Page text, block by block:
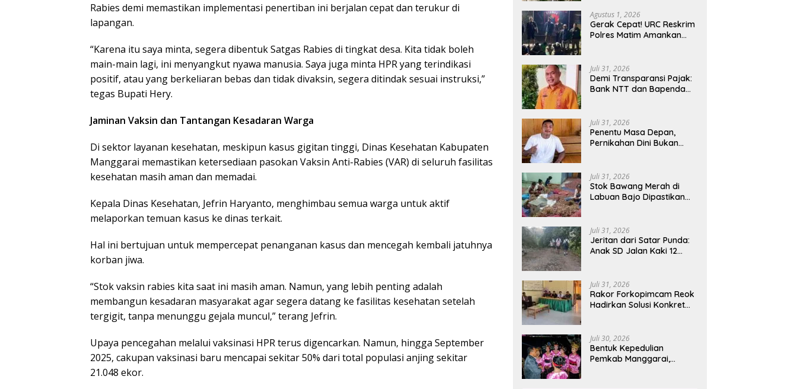
Rabies demi memastikan implementasi penertiban ini berjalan cepat dan terukur di
lapangan.
“Karena itu saya minta, segera dibentuk Satgas Rabies di tingkat desa. Kita tidak boleh
main-main lagi, ini menyangkut nyawa manusia. Saya juga minta HPR yang terindikasi
positif, atau yang berkeliaran bebas dan tidak divaksin, segera ditindak sesuai instruksi,”
tegas Bupati Hery.
Jaminan Vaksin dan Tantangan Kesadaran Warga
Di sektor layanan kesehatan, meskipun kasus gigitan tinggi, Dinas Kesehatan Kabupaten
Manggarai memastikan ketersediaan pasokan Vaksin Anti-Rabies (VAR) di seluruh fasilitas
kesehatan masih aman dan memadai.
Kepala Dinas Kesehatan, Jefrin Haryanto, menghimbau semua warga untuk aktif
melaporkan temuan kasus ke dinas terkait.
Hal ini bertujuan untuk mempercepat penanganan kasus dan mencegah kembali jatuhnya
korban jiwa.
“Stok vaksin rabies kita saat ini masih aman. Namun, yang lebih penting adalah
membangun kesadaran masyarakat agar segera datang ke fasilitas kesehatan setelah
tergigit, tanpa menunggu gejala muncul,” terang Jefrin.
Upaya pencegahan melalui vaksinasi HPR terus digencarkan. Namun, hingga September
2025, cakupan vaksinasi baru mencapai sekitar 50% dari total populasi anjing sekitar
21.048 ekor.
Agustus 1, 2026
Gerak Cepat! URC Reskrim
Polres Matim Amankan
Golo Kantar
Juli 31, 2026
​Demi Transparansi Pajak:
Bank NTT dan Bapenda
Juli 31, 2026
Penentu Masa Depan,
Pernikahan Dini Bukan
Juli 31, 2026
Stok Bawang Merah di
Labuan Bajo Dipastikan
Masyarakat Apresiasi
Peran Ninonk
Juli 31, 2026
Jeritan dari Satar Punda:
Anak SD Jalan Kaki 12
Sekolah, Warga Desak
Bupati Manggarai Timur
Bertindak
Juli 31, 2026
Rakor Forkopimcam Reok
Hadirkan Solusi Konkret
Juli 30, 2026
Bentuk Kepedulian
Pemkab Manggarai,